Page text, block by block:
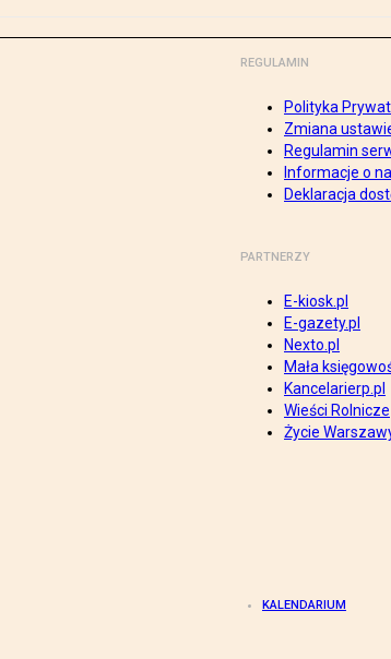
REGULAMIN
Polityka
Zmiana
Regulamin
Informacje o
Deklaracja
PARTNERZY
E-kiosk.pl
E-gazety.pl
Nexto.pl
Mała
Kancelarierp.pl
Wieści Rolnicze
Życie
KALENDARIUM